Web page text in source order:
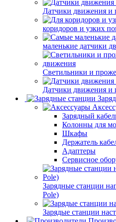
Датчики движения и
коридоров и узких
маленькие датчики
Светильники и
Датчики движения и
Зарядный
Колонны для
Шкафы
Держатель
Адаптеры
Сервисное
Зарядные станции
Pole)
Зарядые станции